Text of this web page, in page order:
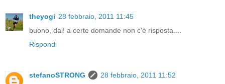
theyogi 28 febbraio, 2011 11:45
buono, dai! a certe domande non c'è risposta....
Rispondi
stefanoSTRONG
28 febbraio, 2011 11:52